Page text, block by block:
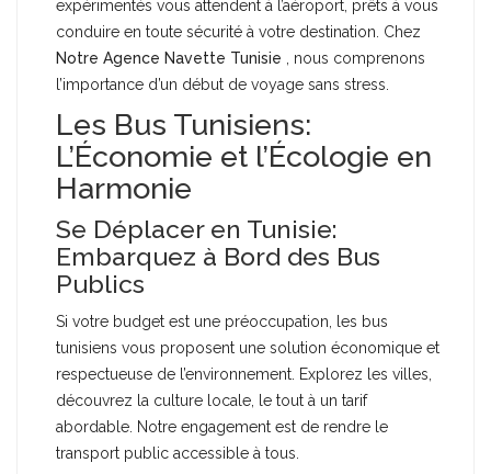
expérimentés vous attendent à l’aéroport, prêts à vous
conduire en toute sécurité à votre destination. Chez
Notre Agence Navette Tunisie , nous comprenons
l’importance d’un début de voyage sans stress.
Les Bus Tunisiens:
L’Économie et l’Écologie en
Harmonie
Se Déplacer en Tunisie:
Embarquez à Bord des Bus
Publics
Si votre budget est une préoccupation, les bus
tunisiens vous proposent une solution économique et
respectueuse de l’environnement. Explorez les villes,
découvrez la culture locale, le tout à un tarif
abordable. Notre engagement est de rendre le
transport public accessible à tous.